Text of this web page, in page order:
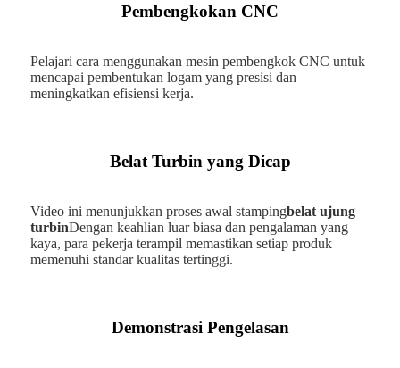
Pembengkokan CNC
Pelajari cara menggunakan mesin pembengkok CNC untuk
mencapai pembentukan logam yang presisi dan
meningkatkan efisiensi kerja.
Belat Turbin yang Dicap
Video ini menunjukkan proses awal stampingbelat ujung
turbinDengan keahlian luar biasa dan pengalaman yang
kaya, para pekerja terampil memastikan setiap produk
memenuhi standar kualitas tertinggi.
Demonstrasi Pengelasan